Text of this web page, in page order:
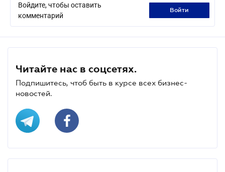
Войдите, чтобы оставить
комментарий
войти
Читайте нас в соцсетях.
Подпишитесь, чтоб быть в курсе всех бизнес-
новостей.